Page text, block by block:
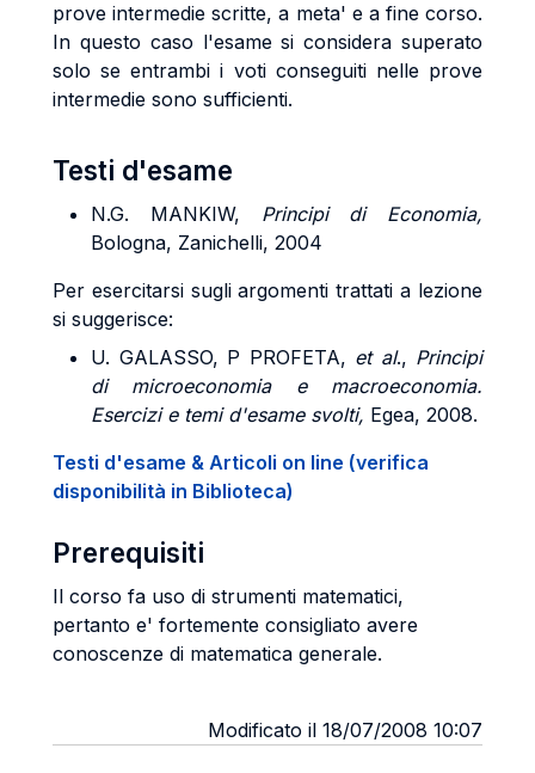
prove intermedie scritte, a meta' e a fine corso.
In questo caso l'esame si considera superato
solo se entrambi i voti conseguiti nelle prove
intermedie sono sufficienti.
Testi d'esame
N.G. MANKIW, Principi di Economia,
Bologna, Zanichelli, 2004
Per esercitarsi sugli argomenti trattati a lezione
si suggerisce:
U. GALASSO, P PROFETA, et al., Principi
di microeconomia e macroeconomia.
Esercizi e temi d'esame svolti, Egea, 2008.
Testi d'esame & Articoli on line (verifica
disponibilità in Biblioteca)
Prerequisiti
Il corso fa uso di strumenti matematici,
pertanto e' fortemente consigliato avere
conoscenze di matematica generale.
Modificato il 18/07/2008 10:07